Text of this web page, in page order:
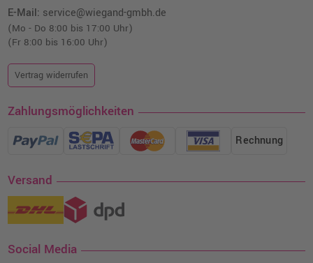
E-Mail: service@wiegand-gmbh.de
(Mo - Do 8:00 bis 17:00 Uhr)
(Fr 8:00 bis 16:00 Uhr)
Vertrag widerrufen
Zahlungsmöglichkeiten
Rechnung
Versand
Social Media